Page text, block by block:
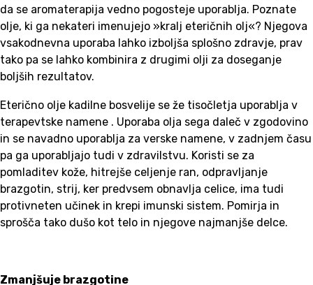
da se aromaterapija vedno pogosteje uporablja. Poznate
olje, ki ga nekateri imenujejo »kralj eteričnih olj«? Njegova
vsakodnevna uporaba lahko izboljša splošno zdravje, prav
tako pa se lahko kombinira z drugimi olji za doseganje
boljših rezultatov.
Eterično olje kadilne bosvelije se že tisočletja uporablja v
terapevtske namene . Uporaba olja sega daleč v zgodovino
in se navadno uporablja za verske namene, v zadnjem času
pa ga uporabljajo tudi v zdravilstvu. Koristi se za
pomladitev kože, hitrejše celjenje ran, odpravljanje
brazgotin, strij, ker predvsem obnavlja celice, ima tudi
protivneten učinek in krepi imunski sistem. Pomirja in
sprošča tako dušo kot telo in njegove najmanjše delce.
Zmanjšuje brazgotine